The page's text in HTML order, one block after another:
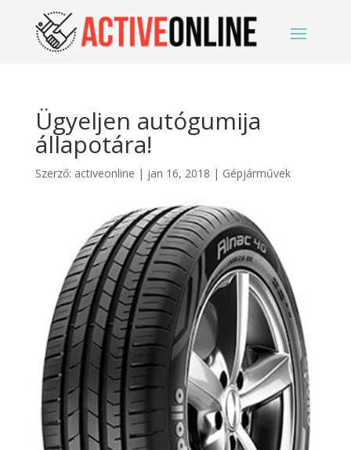
Ügyeljen autógumija
állapotára!
Szerző: activeonline | jan 16, 2018 | Gépjárművek